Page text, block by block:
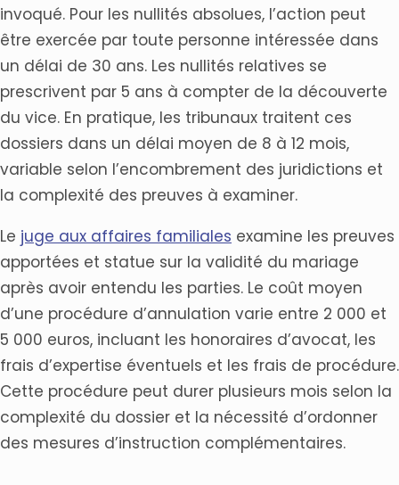
invoqué. Pour les nullités absolues, l’action peut
être exercée par toute personne intéressée dans
un délai de 30 ans. Les nullités relatives se
prescrivent par 5 ans à compter de la découverte
du vice. En pratique, les tribunaux traitent ces
dossiers dans un délai moyen de 8 à 12 mois,
variable selon l’encombrement des juridictions et
la complexité des preuves à examiner.
Le juge aux affaires familiales examine les preuves
apportées et statue sur la validité du mariage
après avoir entendu les parties. Le coût moyen
d’une procédure d’annulation varie entre 2 000 et
5 000 euros, incluant les honoraires d’avocat, les
frais d’expertise éventuels et les frais de procédure.
Cette procédure peut durer plusieurs mois selon la
complexité du dossier et la nécessité d’ordonner
des mesures d’instruction complémentaires.